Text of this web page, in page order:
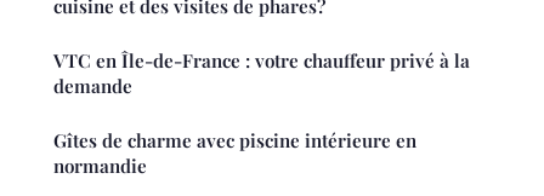
cuisine et des visites de phares?
VTC en Île-de-France : votre chauffeur privé à la
demande
Gîtes de charme avec piscine intérieure en
normandie